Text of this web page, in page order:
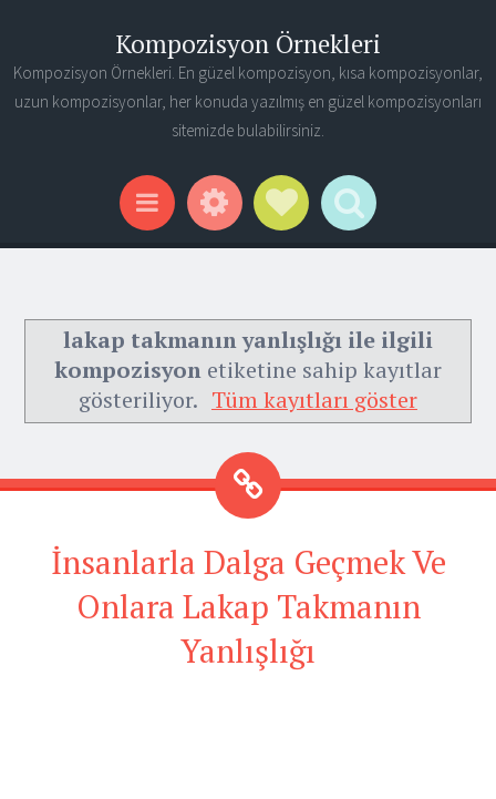
Kompozisyon Örnekleri
Kompozisyon Örnekleri. En güzel kompozisyon, kısa kompozisyonlar,
uzun kompozisyonlar, her konuda yazılmış en güzel kompozisyonları
sitemizde bulabilirsiniz.
Menu WidgetsSocial Links
Search
lakap takmanın yanlışlığı ile ilgili
kompozisyon etiketine sahip kayıtlar
gösteriliyor. Tüm kayıtları göster
İnsanlarla Dalga Geçmek Ve
Onlara Lakap Takmanın
Yanlışlığı